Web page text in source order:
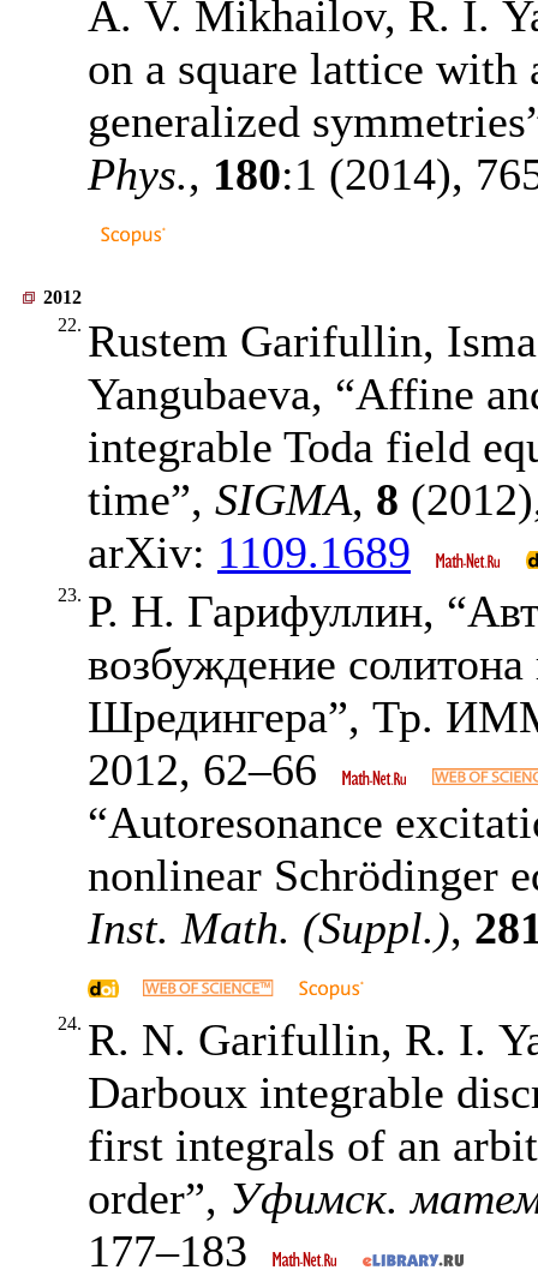
A. V. Mikhailov, R. I.
on a square lattice with
generalized
Phys., 180:1 (2014),
2012
22. Rustem Garifullin,
Yangubaeva, “Affine
integrable Toda field
time”, SIGMA, 8
arXiv: 1109.1689
23. Р. Н. Гарифуллин,
возбуждение
Шредингера”, Тр.
2012, 62–66
“Autoresonance
nonlinear Schrödinger
Inst. Math. (Suppl.),
24. R. N. Garifullin, R. I.
Darboux integrable
first integrals of an
order”, Уфимск.
177–183